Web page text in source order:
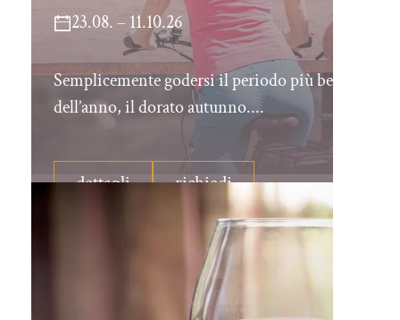
23.08. – 11.10.26
Semplicemente godersi il periodo più bello
dell’anno, il dorato autunno....
dettagli richiedi